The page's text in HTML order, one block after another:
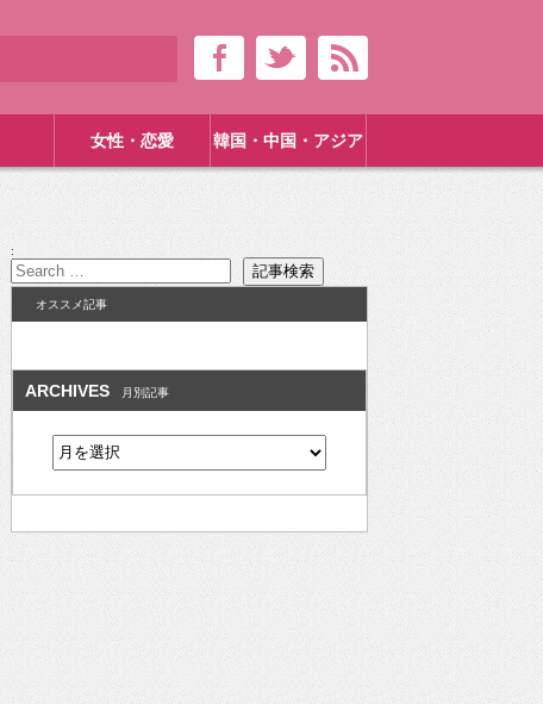
女性・恋愛 韓国・中国・アジア
:
オススメ記事
ARCHIVES 月別記事